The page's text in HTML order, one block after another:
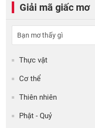
Giải mã giấc mơ
Thực vật
Cơ thể
Thiên nhiên
Phật - Quỷ